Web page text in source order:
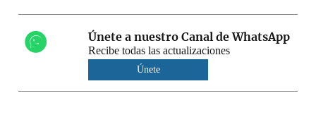
Únete a nuestro Canal de WhatsApp
Recibe todas las actualizaciones
Únete